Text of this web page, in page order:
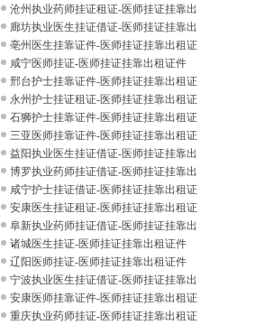
租证沧州执业药师挂证租证-医师挂证挂靠出
租证廊坊执业医生挂证借证-医师挂证挂靠出
租证亳州医生挂靠证件-医师挂证挂靠出租证
件咸宁医师挂证-医师挂证挂靠出租证件
邢台护士挂靠证件-医师挂证挂靠出租证
件永州护士挂证租证-医师挂证挂靠出租证
件石狮护士挂靠证件-医师挂证挂靠出租证
件三亚医师挂靠证件-医师挂证挂靠出租证
件益阳执业医生挂证借证-医师挂证挂靠出
租证博罗执业药师挂证借证-医师挂证挂靠出
租证咸宁护士挂证借证-医师挂证挂靠出租证
件安康医生挂证租证-医师挂证挂靠出租证
件 阜新执业药师挂证借证-医师挂证挂靠出
租证诸城医生挂证-医师挂证挂靠出租证件
辽阳医师挂证-医师挂证挂靠出租证件
宁波执业医生挂证借证-医师挂证挂靠出
租证安康医师挂靠证件-医师挂证挂靠出租证
件重庆执业药师挂证-医师挂证挂靠出租证